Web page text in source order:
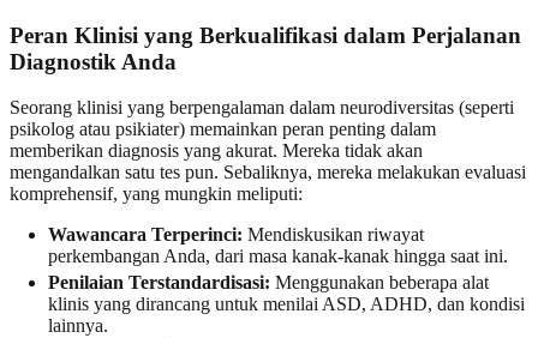
Peran Klinisi yang Berkualifikasi dalam Perjalanan
Diagnostik Anda
Seorang klinisi yang berpengalaman dalam neurodiversitas (seperti
psikolog atau psikiater) memainkan peran penting dalam
memberikan diagnosis yang akurat. Mereka tidak akan
mengandalkan satu tes pun. Sebaliknya, mereka melakukan evaluasi
komprehensif, yang mungkin meliputi:
Wawancara Terperinci: Mendiskusikan riwayat
perkembangan Anda, dari masa kanak-kanak hingga saat ini.
Penilaian Terstandardisasi: Menggunakan beberapa alat
klinis yang dirancang untuk menilai ASD, ADHD, dan kondisi
lainnya.